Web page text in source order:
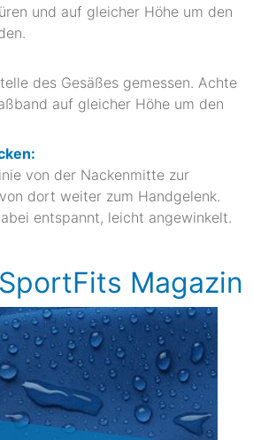
und auf gleicher Höhe um den
des Gesäßes gemessen. Achte
auf gleicher Höhe um den
von der Nackenmitte zur
dort weiter zum Handgelenk.
entspannt, leicht angewinkelt.
Magazin